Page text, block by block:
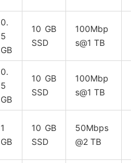
0.
5
GB
10 GB
SSD
100Mbp
s@1 TB
0.
5
GB
10 GB
SSD
100Mbp
s@1 TB
1
GB
10 GB
SSD
50Mbps
@2 TB